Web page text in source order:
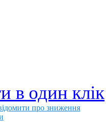
в один клік
про зниження